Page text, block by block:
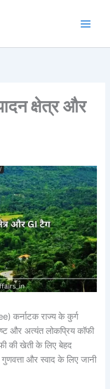
क्षेत्र और
कर्नाटक राज्य के कुर्ग
और अत्यंत लोकप्रिय कॉफी
की खेती के लिए बेहद
और स्वाद के लिए जानी